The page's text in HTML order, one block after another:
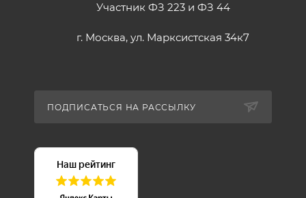
Участник ФЗ 223 и ФЗ 44
г. Москва, ул. Марксистская 34к7
ПОДПИСАТЬСЯ НА РАССЫЛКУ